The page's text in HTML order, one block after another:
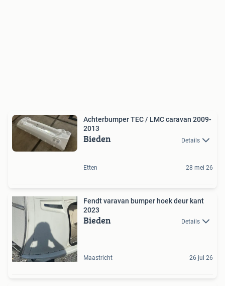
Achterbumper TEC / LMC caravan 2009-
2013
Bieden Details
Etten 28 mei 26
Fendt varavan bumper hoek deur kant
2023
Bieden Details
Maastricht 26 jul 26